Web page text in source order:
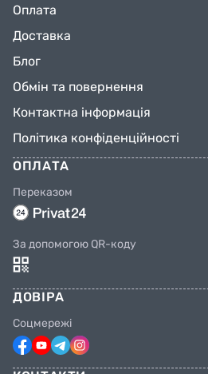
Оплата
Доставка
Блог
Обмін та повернення
Контактна інформація
Політика конфіденційності
ОПЛАТА
Переказом
За допомогою QR-коду
ДОВІРА
Соцмережі